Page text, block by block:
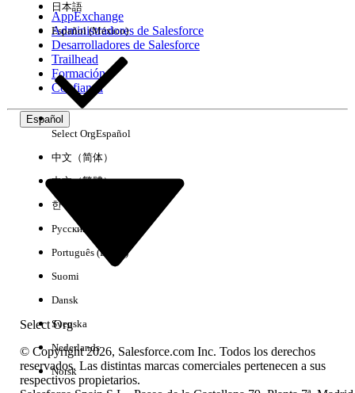
Experiencia
No hay resultados
AppExchange
Administradores de Salesforce
Desarrolladores de Salesforce
Trailhead
Formación
Confianza
Español
Select Org
日本語
Español (México)
Select OrgEspañol
中文（简体）
中文（繁體）
한국어
Русский
Português (Brasil)
Suomi
Dansk
Svenska
Nederlands
Norsk
© Copyright 2026, Salesforce.com Inc. Todos los derechos
reservados. Las distintas marcas comerciales pertenecen a sus
respectivos propietarios.